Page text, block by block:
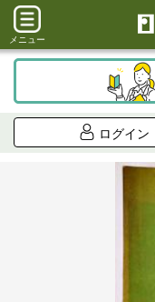
メニュー
ログイン